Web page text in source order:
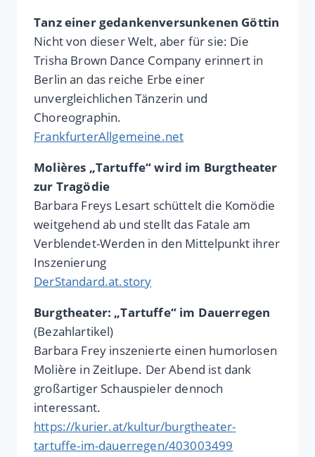
Tanz einer gedankenversunkenen Göttin
Nicht von dieser Welt, aber für sie: Die
Trisha Brown Dance Company erinnert in
Berlin an das reiche Erbe einer
unvergleichlichen Tänzerin und
Choreographin.
FrankfurterAllgemeine.net
Molières „Tartuffe“ wird im Burgtheater
zur Tragödie
Barbara Freys Lesart schüttelt die Komödie
weitgehend ab und stellt das Fatale am
Verblendet-Werden in den Mittelpunkt ihrer
Inszenierung
DerStandard.at.story
Burgtheater: „Tartuffe“ im Dauerregen
(Bezahlartikel)
Barbara Frey inszenierte einen humorlosen
Molière in Zeitlupe. Der Abend ist dank
großartiger Schauspieler dennoch
interessant.
https://kurier.at/kultur/burgtheater-
tartuffe-im-dauerregen/403003499